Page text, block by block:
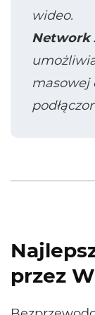
wideo.
Network
masowej
przez